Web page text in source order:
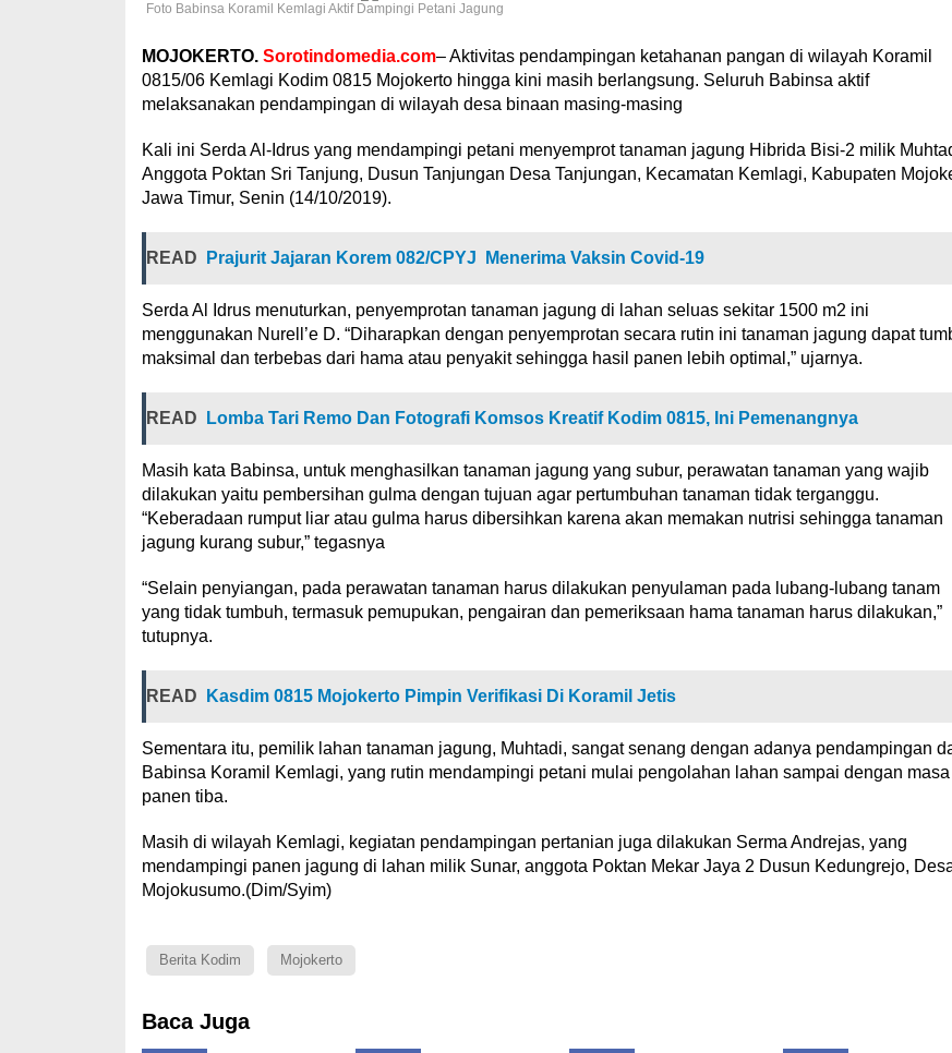
Foto Babinsa Koramil Kemlagi Aktif Dampingi Petani Jagung
MOJOKERTO. Sorotindomedia.com– Aktivitas pendampingan ketahanan pangan di wilayah Koramil
0815/06 Kemlagi Kodim 0815 Mojokerto hingga kini masih berlangsung. Seluruh Babinsa aktif
melaksanakan pendampingan di wilayah desa binaan masing-masing
Kali ini Serda Al-Idrus yang mendampingi petani menyemprot tanaman jagung Hibrida Bisi-2 milik
Anggota Poktan Sri Tanjung, Dusun Tanjungan Desa Tanjungan, Kecamatan Kemlagi, Kabupaten
Jawa Timur, Senin (14/10/2019).
READ Prajurit Jajaran Korem 082/CPYJ Menerima Vaksin Covid-19
Serda Al Idrus menuturkan, penyemprotan tanaman jagung di lahan seluas sekitar 1500 m2 ini
menggunakan Nurell’e D. “Diharapkan dengan penyemprotan secara rutin ini tanaman jagung dapat
maksimal dan terbebas dari hama atau penyakit sehingga hasil panen lebih optimal,” ujarnya.
READ Lomba Tari Remo Dan Fotografi Komsos Kreatif Kodim 0815, Ini Pemenangnya
Masih kata Babinsa, untuk menghasilkan tanaman jagung yang subur, perawatan tanaman yang wajib
dilakukan yaitu pembersihan gulma dengan tujuan agar pertumbuhan tanaman tidak terganggu.
“Keberadaan rumput liar atau gulma harus dibersihkan karena akan memakan nutrisi sehingga tanaman
jagung kurang subur,” tegasnya
“Selain penyiangan, pada perawatan tanaman harus dilakukan penyulaman pada lubang-lubang tanam
yang tidak tumbuh, termasuk pemupukan, pengairan dan pemeriksaan hama tanaman harus dilakukan,”
tutupnya.
READ Kasdim 0815 Mojokerto Pimpin Verifikasi Di Koramil Jetis
Sementara itu, pemilik lahan tanaman jagung, Muhtadi, sangat senang dengan adanya pendampingan
Babinsa Koramil Kemlagi, yang rutin mendampingi petani mulai pengolahan lahan sampai dengan masa
panen tiba.
Masih di wilayah Kemlagi, kegiatan pendampingan pertanian juga dilakukan Serma Andrejas, yang
mendampingi panen jagung di lahan milik Sunar, anggota Poktan Mekar Jaya 2 Dusun Kedungrejo,
Mojokusumo.(Dim/Syim)
Berita Kodim Mojokerto
Baca Juga